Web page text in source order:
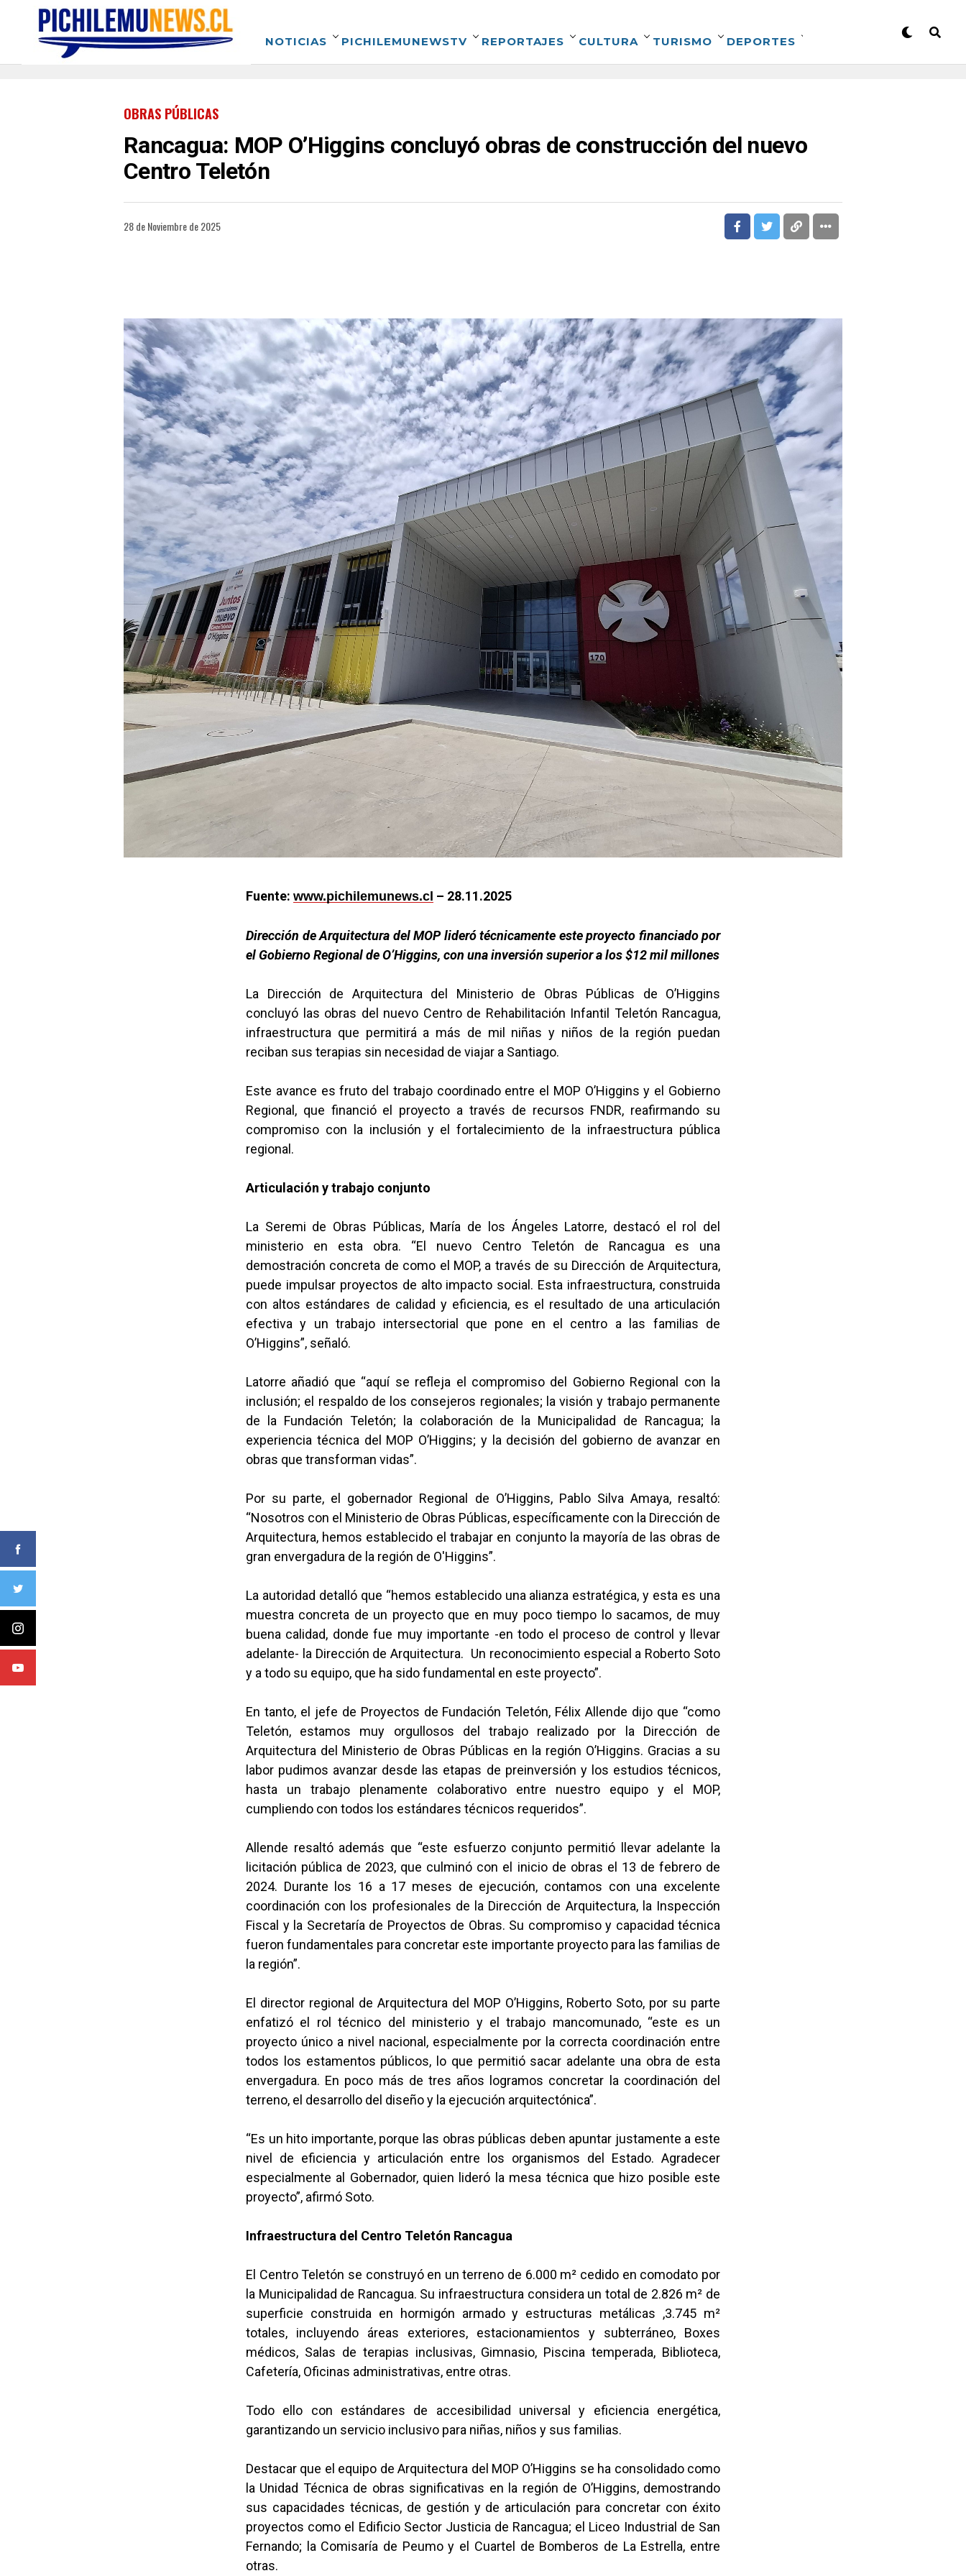
NOTICIAS PICHILEMUNEWSTV REPORTAJES CULTURA TURISMO DEPORTES
OBRAS PÚBLICAS
Rancagua: MOP O’Higgins concluyó obras de construcción del nuevo
Centro Teletón
28 de Noviembre de 2025
Fuente: www.pichilemunews.cl – 28.11.2025
Dirección de Arquitectura del MOP lideró técnicamente este proyecto financiado por
el Gobierno Regional de O’Higgins, con una inversión superior a los $12 mil millones
La Dirección de Arquitectura del Ministerio de Obras Públicas de O’Higgins
concluyó las obras del nuevo Centro de Rehabilitación Infantil Teletón Rancagua,
infraestructura que permitirá a más de mil niñas y niños de la región puedan
reciban sus terapias sin necesidad de viajar a Santiago.
Este avance es fruto del trabajo coordinado entre el MOP O’Higgins y el Gobierno
Regional, que financió el proyecto a través de recursos FNDR, reafirmando su
compromiso con la inclusión y el fortalecimiento de la infraestructura pública
regional.
Articulación y trabajo conjunto
La Seremi de Obras Públicas, María de los Ángeles Latorre, destacó el rol del
ministerio en esta obra. “El nuevo Centro Teletón de Rancagua es una
demostración concreta de como el MOP, a través de su Dirección de Arquitectura,
puede impulsar proyectos de alto impacto social. Esta infraestructura, construida
con altos estándares de calidad y eficiencia, es el resultado de una articulación
efectiva y un trabajo intersectorial que pone en el centro a las familias de
O’Higgins”, señaló.
Latorre añadió que “aquí se refleja el compromiso del Gobierno Regional con la
inclusión; el respaldo de los consejeros regionales; la visión y trabajo permanente
de la Fundación Teletón; la colaboración de la Municipalidad de Rancagua; la
experiencia técnica del MOP O’Higgins; y la decisión del gobierno de avanzar en
obras que transforman vidas”.
Por su parte, el gobernador Regional de O’Higgins, Pablo Silva Amaya, resaltó:
“Nosotros con el Ministerio de Obras Públicas, específicamente con la Dirección de
Arquitectura, hemos establecido el trabajar en conjunto la mayoría de las obras de
gran envergadura de la región de O'Higgins”.
La autoridad detalló que “hemos establecido una alianza estratégica, y esta es una
muestra concreta de un proyecto que en muy poco tiempo lo sacamos, de muy
buena calidad, donde fue muy importante -en todo el proceso de control y llevar
adelante- la Dirección de Arquitectura. Un reconocimiento especial a Roberto Soto
y a todo su equipo, que ha sido fundamental en este proyecto”.
En tanto, el jefe de Proyectos de Fundación Teletón, Félix Allende dijo que “como
Teletón, estamos muy orgullosos del trabajo realizado por la Dirección de
Arquitectura del Ministerio de Obras Públicas en la región O’Higgins. Gracias a su
labor pudimos avanzar desde las etapas de preinversión y los estudios técnicos,
hasta un trabajo plenamente colaborativo entre nuestro equipo y el MOP,
cumpliendo con todos los estándares técnicos requeridos”.
Allende resaltó además que “este esfuerzo conjunto permitió llevar adelante la
licitación pública de 2023, que culminó con el inicio de obras el 13 de febrero de
2024. Durante los 16 a 17 meses de ejecución, contamos con una excelente
coordinación con los profesionales de la Dirección de Arquitectura, la Inspección
Fiscal y la Secretaría de Proyectos de Obras. Su compromiso y capacidad técnica
fueron fundamentales para concretar este importante proyecto para las familias de
la región”.
El director regional de Arquitectura del MOP O’Higgins, Roberto Soto, por su parte
enfatizó el rol técnico del ministerio y el trabajo mancomunado, “este es un
proyecto único a nivel nacional, especialmente por la correcta coordinación entre
todos los estamentos públicos, lo que permitió sacar adelante una obra de esta
envergadura. En poco más de tres años logramos concretar la coordinación del
terreno, el desarrollo del diseño y la ejecución arquitectónica”.
“Es un hito importante, porque las obras públicas deben apuntar justamente a este
nivel de eficiencia y articulación entre los organismos del Estado. Agradecer
especialmente al Gobernador, quien lideró la mesa técnica que hizo posible este
proyecto”, afirmó Soto.
Infraestructura del Centro Teletón Rancagua
El Centro Teletón se construyó en un terreno de 6.000 m² cedido en comodato por
la Municipalidad de Rancagua. Su infraestructura considera un total de 2.826 m² de
superficie construida en hormigón armado y estructuras metálicas ,3.745 m²
totales, incluyendo áreas exteriores, estacionamientos y subterráneo, Boxes
médicos, Salas de terapias inclusivas, Gimnasio, Piscina temperada, Biblioteca,
Cafetería, Oficinas administrativas, entre otras.
Todo ello con estándares de accesibilidad universal y eficiencia energética,
garantizando un servicio inclusivo para niñas, niños y sus familias.
Destacar que el equipo de Arquitectura del MOP O’Higgins se ha consolidado como
la Unidad Técnica de obras significativas en la región de O’Higgins, demostrando
sus capacidades técnicas, de gestión y de articulación para concretar con éxito
proyectos como el Edificio Sector Justicia de Rancagua; el Liceo Industrial de San
Fernando; la Comisaría de Peumo y el Cuartel de Bomberos de La Estrella, entre
otras.